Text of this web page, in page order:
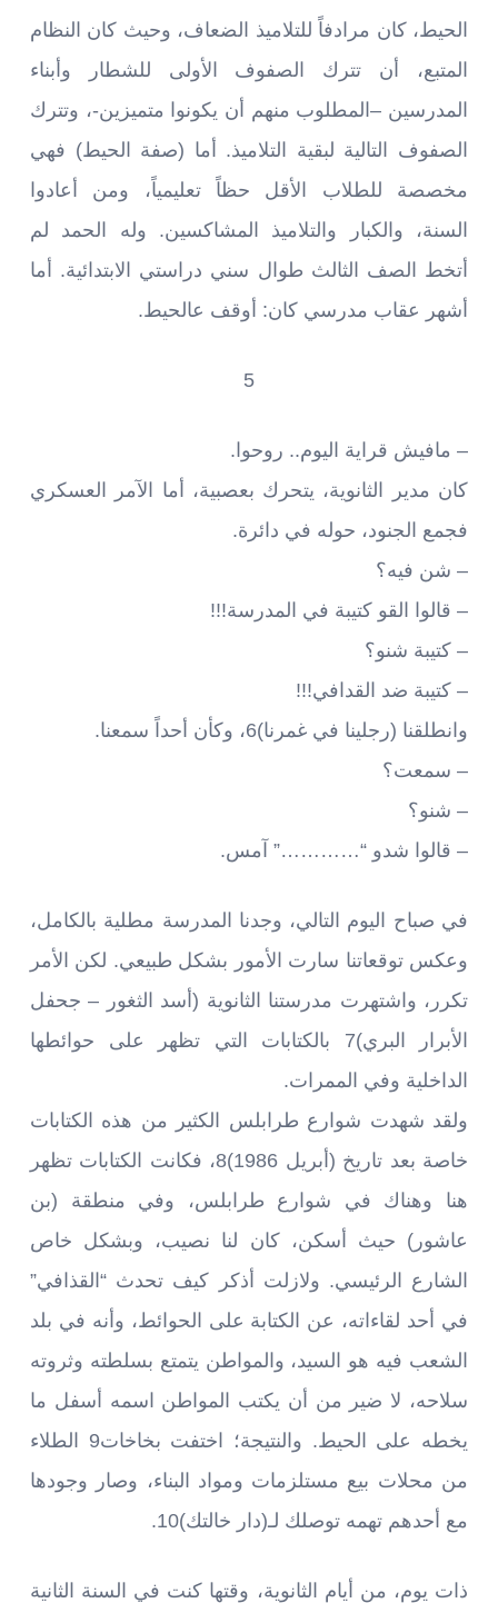
الحيط، كان مرادفاً للتلاميذ الضعاف، وحيث كان النظام
المتبع، أن تترك الصفوف الأولى للشطار وأبناء
المدرسين –المطلوب منهم أن يكونوا متميزين-، وتترك
الصفوف التالية لبقية التلاميذ. أما (صفة الحيط) فهي
مخصصة للطلاب الأقل حظاً تعليمياً، ومن أعادوا
السنة، والكبار والتلاميذ المشاكسين. وله الحمد لم
أتخط الصف الثالث طوال سني دراستي الابتدائية. أما
أشهر عقاب مدرسي كان: أوقف عالحيط.
5
– مافيش قراية اليوم.. روحوا.
كان مدير الثانوية، يتحرك بعصبية، أما الآمر العسكري
فجمع الجنود، حوله في دائرة.
– شن فيه؟
– قالوا القو كتيبة في المدرسة!!!
– كتيبة شنو؟
– كتيبة ضد القدافي!!!
وانطلقنا (رجلينا في غمرنا)6، وكأن أحداً سمعنا.
– سمعت؟
– شنو؟
– قالوا شدو “…………” آمس.
في صباح اليوم التالي، وجدنا المدرسة مطلية بالكامل،
وعكس توقعاتنا سارت الأمور بشكل طبيعي. لكن الأمر
تكرر، واشتهرت مدرستنا الثانوية (أسد الثغور – جحفل
الأبرار البري)7 بالكتابات التي تظهر على حوائطها
الداخلية وفي الممرات.
ولقد شهدت شوارع طرابلس الكثير من هذه الكتابات
خاصة بعد تاريخ (أبريل 1986)8، فكانت الكتابات تظهر
هنا وهناك في شوارع طرابلس، وفي منطقة (بن
عاشور) حيث أسكن، كان لنا نصيب، وبشكل خاص
الشارع الرئيسي. ولازلت أذكر كيف تحدث “القذافي”
في أحد لقاءاته، عن الكتابة على الحوائط، وأنه في بلد
الشعب فيه هو السيد، والمواطن يتمتع بسلطته وثروته
سلاحه، لا ضير من أن يكتب المواطن اسمه أسفل ما
يخطه على الحيط. والنتيجة؛ اختفت بخاخات9 الطلاء
من محلات بيع مستلزمات ومواد البناء، وصار وجودها
مع أحدهم تهمه توصلك لـ(دار خالتك)10.
ذات يوم، من أيام الثانوية، وقتها كنت في السنة الثانية